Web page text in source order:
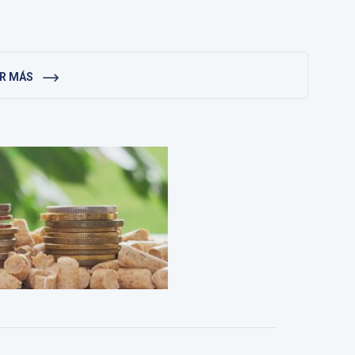
MÁS